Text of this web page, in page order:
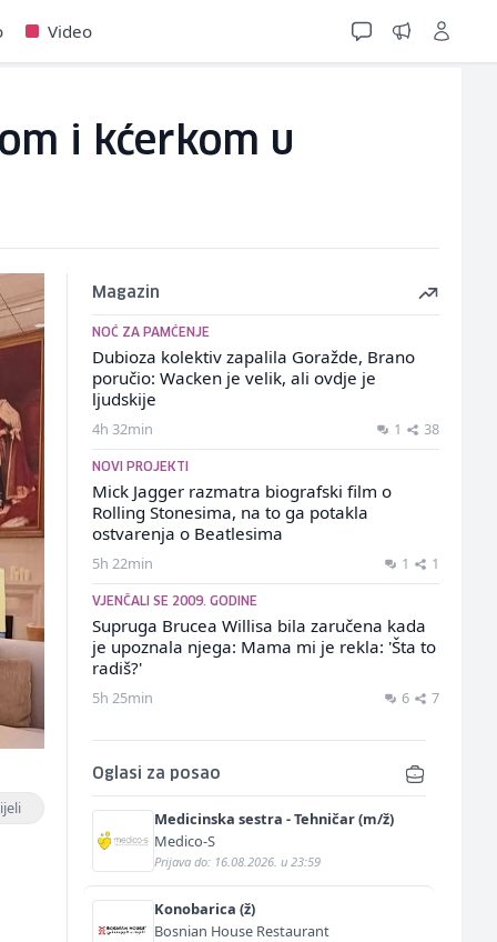
Video
i kćerkom u
Magazin
NOĆ ZA PAMĆENJE
Dubioza kolektiv zapalila Goražde, Brano
poručio: Wacken je velik, ali ovdje je
ljudskije
4h 32min 1 38
NOVI PROJEKTI
Mick Jagger razmatra biografski film o
Rolling Stonesima, na to ga potakla
ostvarenja o Beatlesima
5h 22min 1 1
VJENČALI SE 2009. GODINE
Supruga Brucea Willisa bila zaručena kada
je upoznala njega: Mama mi je rekla: 'Šta to
radiš?'
5h 25min 6 7
Oglasi za posao
Medicinska sestra - Tehničar (m/ž)
Medico-S
Prijava do: 16.08.2026. u 23:59
Konobarica (ž)
Bosnian House Restaurant